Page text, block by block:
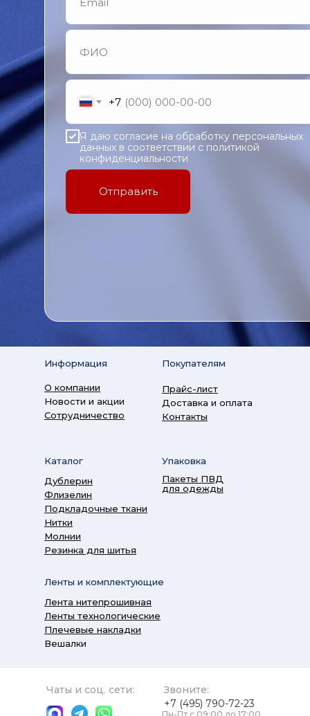
+7
Я даю согласие на обработку персональных
данных в соответствии с политикой
конфиденциальности
Отправить
Информация
О компании
Новости и акции
Сотрудничество
Чаты и соц. сети: Звоните:
+7 (495) 790-72-23
Покупателям
Прайс-лист
Доставка и оплата
Контакты
Каталог
Дублерин
Флизелин
Подкладочные ткани
Нитки
Молнии
Резинка для шитья
Ленты и комплектующие
Лента нитепрошивная
Ленты технологические
Плечевые накладки
Вешалки
Упаковка
Пакеты ПВД
для одежды